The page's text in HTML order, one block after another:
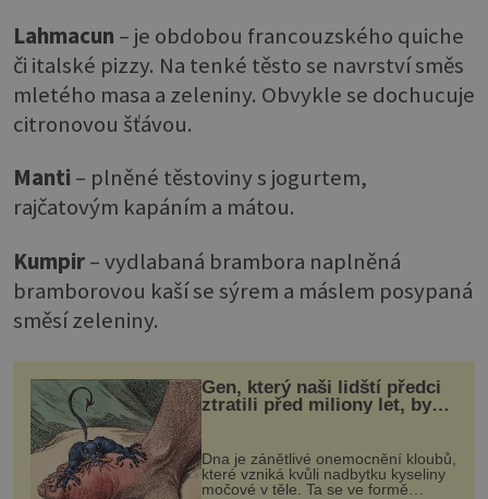
Lahmacun – je obdobou francouzského quiche
či italské pizzy. Na tenké těsto se navrství směs
mletého masa a zeleniny. Obvykle se dochucuje
citronovou šťávou.
Manti – plněné těstoviny s jogurtem,
rajčatovým kapáním a mátou.
Kumpir– vydlabaná brambora naplněná
bramborovou kaší se sýrem a máslem posypaná
směsí zeleniny.
Gen, který naši lidští předci
ztratili před miliony let, by
mohl pomoci s léčbou
„nemoci králů“
Dna je zánětlivé onemocnění kloubů,
které vzniká kvůli nadbytku kyseliny
močové v těle. Ta se ve formě